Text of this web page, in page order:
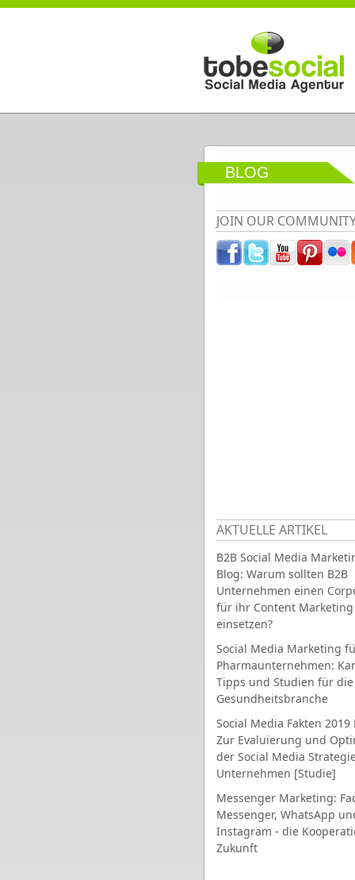
Direkt zum Inhalt
BLOG
JOIN OUR
AKTUELLE ARTIKEL
B2B Social Media
Blog: Warum sollten B2B
Unternehmen einen
für ihr Content Marketing
einsetzen?
Social Media Marketing
Pharmaunternehmen:
Tipps und Studien für die
Gesundheitsbranche
Social Media Fakten 2019
Zur Evaluierung und
der Social Media
Unternehmen [Studie]
Messenger Marketing:
Messenger, WhatsApp
Instagram - die
Zukunft